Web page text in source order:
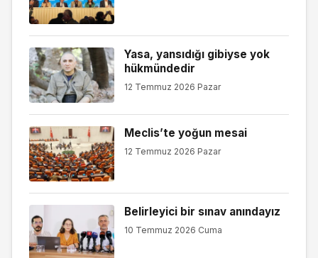
Yasa, yansıdığı gibiyse yok
hükmündedir
12 Temmuz 2026 Pazar
Meclis’te yoğun mesai
12 Temmuz 2026 Pazar
Belirleyici bir sınav anındayız
10 Temmuz 2026 Cuma